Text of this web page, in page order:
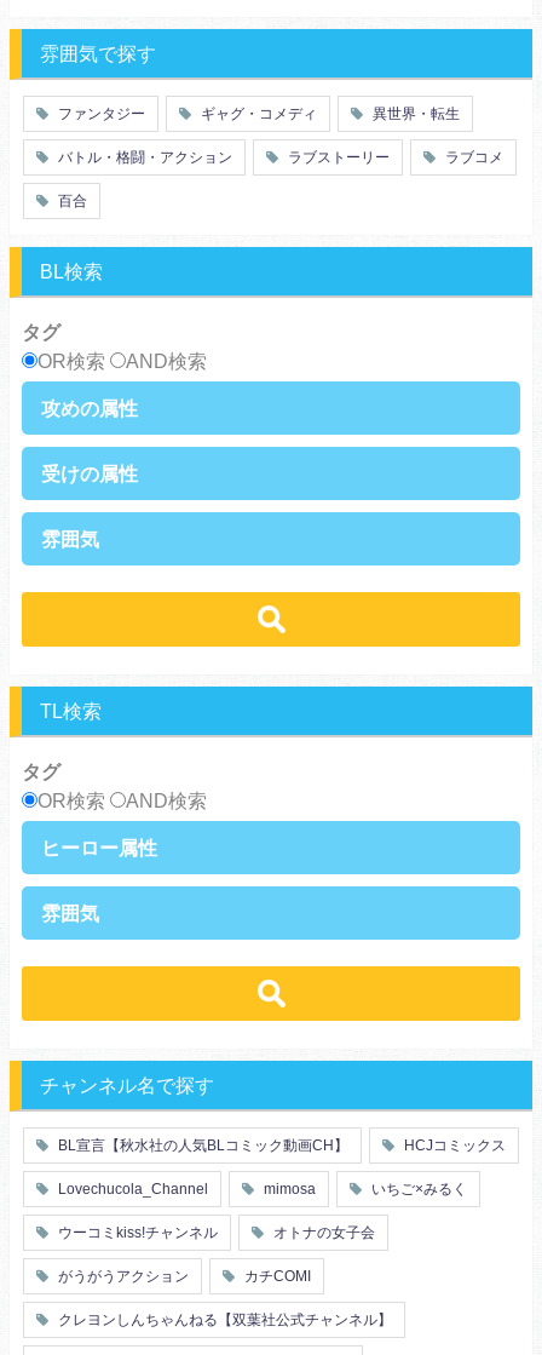
特殊能力
百合
ドロ沼
萌え系
青春
仲間
幼なじみ
オタク
動物
ツンデレ
アラサー
スピンオフ・外伝
ヤンキー・極道
癒し系
サラリーマン
浮気・不倫
雰囲気で探す
ファンタジー ギャグ・コメディ 異世界・転生
バトル・格闘・アクション ラブストーリー ラブコメ
百合
BL検索
タグ
OR検索
AND検索
攻めの属性
俺様攻め
硬派攻め
天然攻め
ノンケ攻め
黒髪攻め
年下攻め
ヤンキー攻め
受けの属性
ノンケ受け
黒髪受け
雰囲気
シリアス
TL検索
タグ
OR検索
AND検索
ヒーロー属性
王族・貴族
俺様
エリート・ハイスぺ
芸能人
王子様
ヤンキー・不良
人外
富豪
同期
店長・店員
先生
幼馴染
漫画家・作家
ヤンキー
雰囲気
禁断・背徳
ロマンス
セフレ
初体験
調教
花嫁
義兄弟姉妹
初恋
スーツ
片思い
短編
人妻
主従関係
婚約者
不器用
秘密の関係
ol
甘エロ
フェチ
メイド
恋人
チャンネル名で探す
BL宣言【秋水社の人気BLコミック動画CH】 HCJコミックス
Lovechucola_Channel mimosa いちご×みるく
ウーコミkiss!チャンネル オトナの女子会
がうがうアクション カチCOMI
クレヨンしんちゃんねる【双葉社公式チャンネル】